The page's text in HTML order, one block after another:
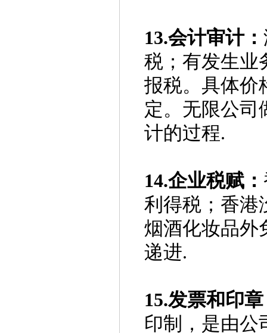
13.会计审计：
税；有发生业
报税。具体价
定。无限公司
计的过程.
14.企业税赋：
利得税；香港
烟酒化妆品外
递进.
15.发票和印
印制，是由公